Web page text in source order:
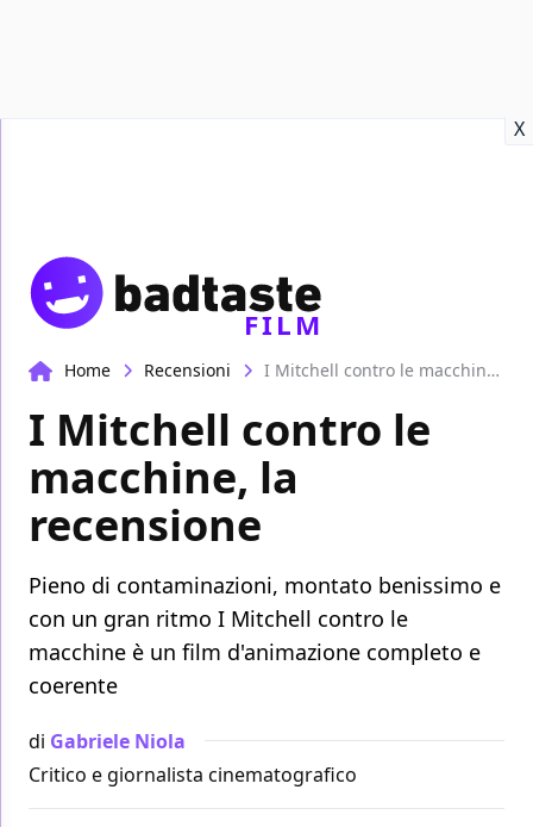
X
FILM
Home Recensioni I Mitchell contro le macchine, la recensione
I Mitchell contro le
macchine, la
recensione
Pieno di contaminazioni, montato benissimo e
con un gran ritmo I Mitchell contro le
macchine è un film d'animazione completo e
coerente
di Gabriele Niola
Critico e giornalista cinematografico